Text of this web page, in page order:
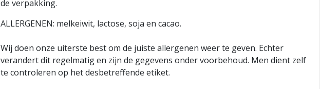
de verpakking.
ALLERGENEN: melkeiwit, lactose, soja en cacao.
Wij doen onze uiterste best om de juiste allergenen weer te geven. Echter
verandert dit regelmatig en zijn de gegevens onder voorbehoud. Men dient zelf
te controleren op het desbetreffende etiket.